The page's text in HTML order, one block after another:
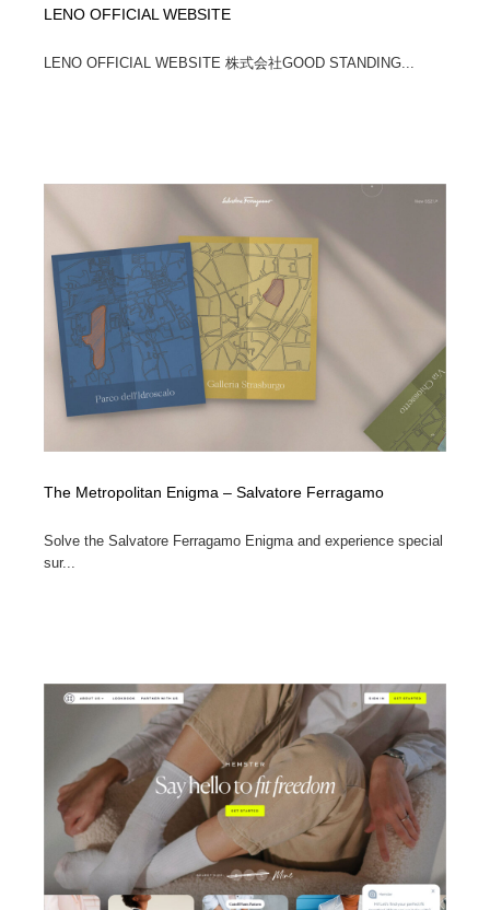
LENO OFFICIAL WEBSITE
LENO OFFICIAL WEBSITE 株式会社GOOD STANDING...
The Metropolitan Enigma – Salvatore Ferragamo
Solve the Salvatore Ferragamo Enigma and experience special
sur...